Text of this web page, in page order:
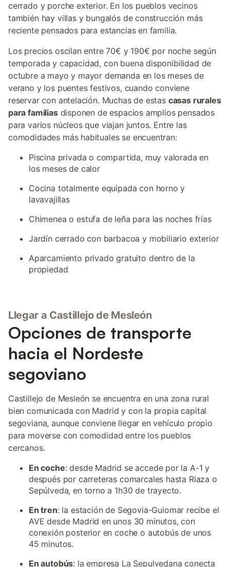
cerrado y porche exterior. En los pueblos vecinos
también hay villas y bungalós de construcción más
reciente pensados para estancias en familia.
Los precios oscilan entre 70€ y 190€ por noche según
temporada y capacidad, con buena disponibilidad de
octubre a mayo y mayor demanda en los meses de
verano y los puentes festivos, cuando conviene
reservar con antelación. Muchas de estas casas rurales
para familiasdisponen de espacios amplios pensados
para varios núcleos que viajan juntos. Entre las
comodidades más habituales se encuentran:
Piscina privada o compartida, muy valorada en
los meses de calor
Cocina totalmente equipada con horno y
lavavajillas
Chimenea o estufa de leña para las noches frías
Jardín cerrado con barbacoa y mobiliario exterior
Aparcamiento privado gratuito dentro de la
propiedad
Llegar a Castillejo de Mesleón
Opciones de transporte
hacia el Nordeste
segoviano
Castillejo de Mesleón se encuentra en una zona rural
bien comunicada con Madrid y con la propia capital
segoviana, aunque conviene llegar en vehículo propio
para moverse con comodidad entre los pueblos
cercanos.
En coche: desde Madrid se accede por la A-1 y
después por carreteras comarcales hasta Riaza o
Sepúlveda, en torno a 1h30 de trayecto.
En tren: la estación de Segovia-Guiomar recibe el
AVE desde Madrid en unos 30 minutos, con
conexión posterior en coche o autobús de unos
45 minutos.
En autobús: la empresa La Sepulvedana conecta